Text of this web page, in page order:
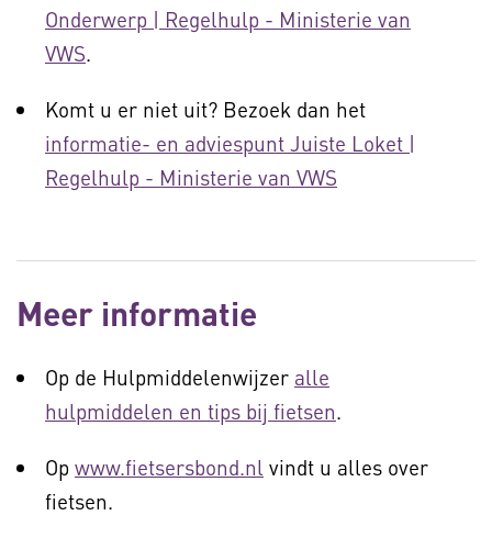
Onderwerp | Regelhulp - Ministerie van
VWS.
Komt u er niet uit? Bezoek dan het
informatie- en adviespunt Juiste Loket |
Regelhulp - Ministerie van VWS
Meer informatie
Op de Hulpmiddelenwijzer alle
hulpmiddelen en tips bij fietsen.
Op www.fietsersbond.nl vindt u alles over
fietsen.